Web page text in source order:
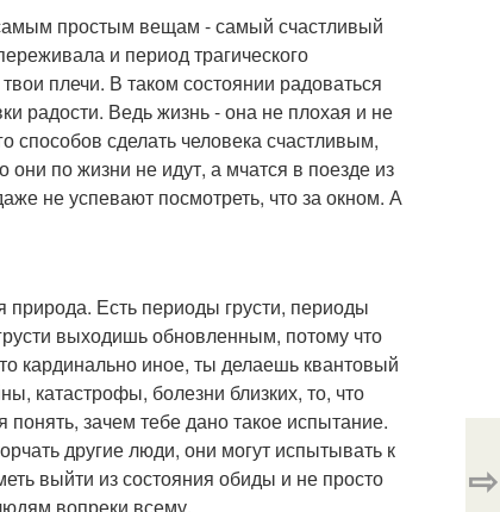
простым вещам - самый счастливый
и период трагического
плечи. В таком состоянии радоваться
радости. Ведь жизнь - она не плохая и не
сделать человека счастливым,
по жизни не идут, а мчатся в поезде из
не успевают посмотреть, что за окном. А
природа. Есть периоды грусти, периоды
выходишь обновленным, потому что
кардинально иное, ты делаешь квантовый
катастрофы, болезни близких, то, что
зачем тебе дано такое испытание.
другие люди, они могут испытывать к
выйти из состояния обиды и не просто
⇨